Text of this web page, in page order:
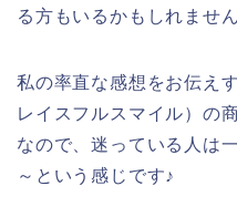
る方もいるかもしれませ
私の率直な感想をお伝え
レイスフルスマイル）の
なので、迷っている人は
～という感じです♪